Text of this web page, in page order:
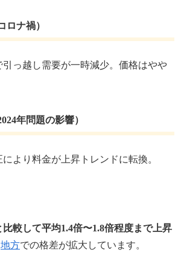
ロナ禍）
っ越し需要が一時減少。価格はやや
年問題の影響）
より料金が上昇トレンドに転換。
較して平均1.4倍〜1.8倍程度まで上昇
地方での格差が拡大しています。